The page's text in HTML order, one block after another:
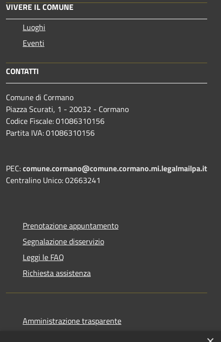
VIVERE IL COMUNE
Luoghi
Eventi
CONTATTI
Comune di Cormano
Piazza Scurati, 1 - 20032 - Cormano
Codice Fiscale: 01086310156
Partita IVA: 01086310156
PEC:comune.cormano@comune.cormano.mi.legalmailpa.it
Centralino Unico: 02663241
Prenotazione appuntamento
Segnalazione disservizio
Leggi le FAQ
Richiesta assistenza
Amministrazione trasparente